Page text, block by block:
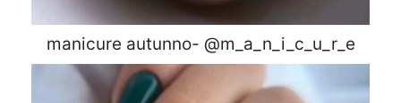
manicure autunno- @m_a_n_i_c_u_r_e